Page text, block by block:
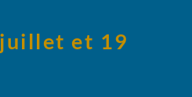
et 19